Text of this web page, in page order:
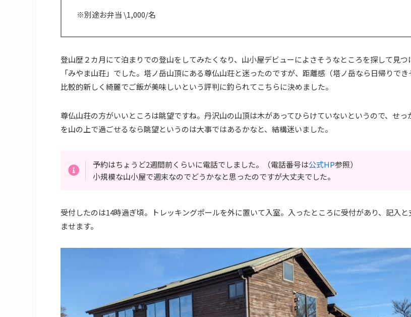
※別途お弁当 \1,000/名
登山歴２カ月にて泊まりでの登山をしてみたくなり、山小屋デビューによさそうなところを探して見つ
「みやま山荘」でした。塔ノ岳山頂にある尊仏山荘と迷ったのですが、距離感（塔ノ岳なら日帰りでき
比較的新しく綺麗でご飯が美味しいという評判に釣られてこちらに決めました。
尊仏山荘の方がいいところは眺望ですね。丹沢山の山頂は木があってひらけていないというので、せっ
を山の上で過ごせるなら眺望というのは大事ではあるかなと、結構迷いました。
予約はちょうど2週間前くらいに電話でしました。（電話番号は公式HP参照）
小規模な山小屋で週末なのでどうかなと思ったのですが大丈夫でした。
受付したのは14時過ぎ頃。トレッキングポールを外に置いて入室。入ったところに受付があり、記入と
ませます。